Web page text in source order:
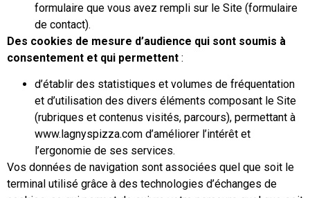
formulaire que vous avez rempli sur le Site (formulaire
de contact).
Des cookies de mesure d’audience qui sont soumis à
consentement et qui permettent :
d’établir des statistiques et volumes de fréquentation
et d’utilisation des divers éléments composant le Site
(rubriques et contenus visités, parcours), permettant à
www.lagnyspizza.com d’améliorer l’intérêt et
l’ergonomie de ses services.
Vos données de navigation sont associées quel que soit le
terminal utilisé grâce à des technologies d’échanges de